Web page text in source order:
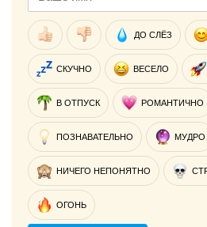
ДО СЛЁЗ
СКУЧНО ВЕСЕЛО
В ОТПУСК РОМАНТИЧНО
ПОЗНАВАТЕЛЬНО МУДРО
НИЧЕГО НЕПОНЯТНО
ОГОНЬ